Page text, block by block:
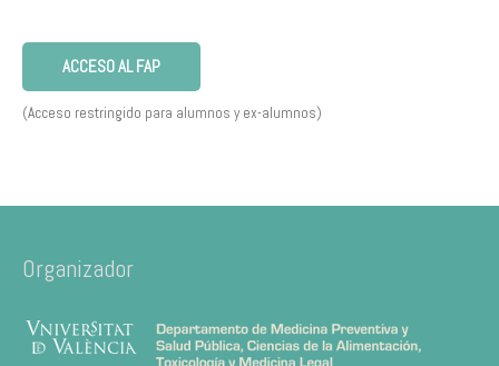
ACCESO AL FAP
(Acceso restringido para alumnos y ex-alumnos)
Organizador